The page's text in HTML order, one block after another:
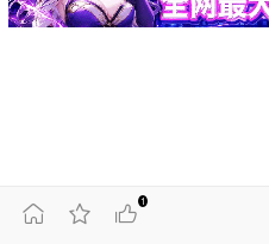
  
1